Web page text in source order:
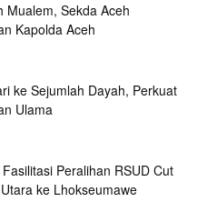
Mualem, Sekda Aceh
Kapolda Aceh
ke Sejumlah Dayah, Perkuat
Ulama
Peralihan RSUD Cut
ke Lhokseumawe